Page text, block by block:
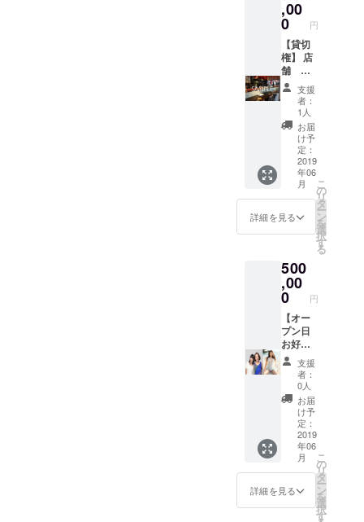
す。
＋ オー
プン記
念パー
ティー
ディ
ナーペ
アご招
待 （２
名様）
・北海
道の美
味しい
食材を
使用し
た海
鮮、
チーズ
料理、
肉の
コース
料理を
提供し
ます。
是非北
海道の
美味し
い食材
を使用
した料
理をお
楽しみ
くださ
い！ ワ
インや
日本酒
のペア
リング
,00
0 円
【貸切
権】 店
舗 貸
切権２
時間
（アル
コー
ル、ソ
フトド
リンク
飲み放
題、
コース
料理）
パーク
リング
サービ
ス
北海道
の食材
を使用
した美
味しい
海鮮、
チーズ
料理、
ジビエ
などお
肉の
コース
料理を
提供し
ます。
支援
者：
1人
お届
け予
定：
2019
年06
月
詳細を見る
こ
の
リ
タ
ー
ン
を
選
択
す
る
500
,00
0 円
【オー
プン日
お好き
なメン
バー１
人と60
分間飲
める権
利!】
&
【特別
会員
権】 ・
北海道
支援
者：
0人
お届
け予
定：
2019
年06
月
詳細を見る
こ
の
リ
タ
ー
ン
を
選
択
す